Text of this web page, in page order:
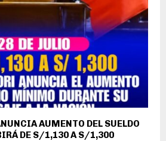
AUMENTO DEL SUELDO
DE S/1,130 A S/1,300